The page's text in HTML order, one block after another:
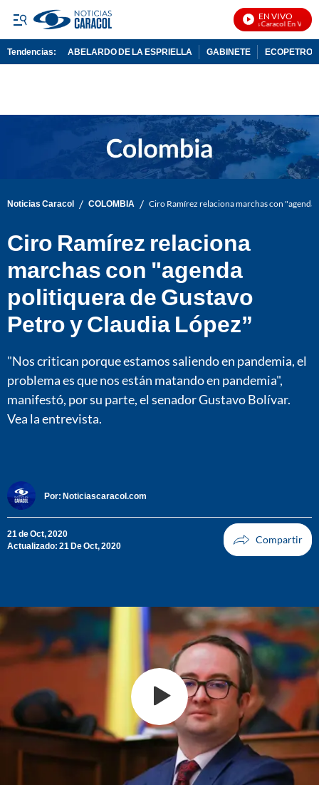
EN VIVO
Noticias Caracol En Vivo
Tendencias: ABELARDO DE LA ESPRIELLA GABINETE ECOPETROL
Noticias Caracol / COLOMBIA / Ciro Ramírez relaciona marchas con
Ciro Ramírez relaciona
marchas con "agenda
politiquera de Gustavo
Petro y Claudia López”
"Nos critican porque estamos saliendo en pandemia, el
problema es que nos están matando en pandemia",
manifestó, por su parte, el senador Gustavo Bolívar.
Vea la entrevista.
Por: Noticiascaracol.com
21 de Oct, 2020
Actualizado: 21 De Oct, 2020